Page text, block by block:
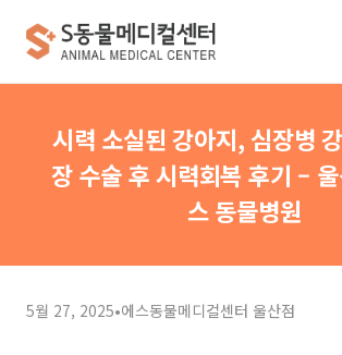
시력 소실된 강아지, 심장병
장 수술 후 시력회복 후기 –
스 동물병원
5월 27, 2025•에스동물메디컬센터 울산점